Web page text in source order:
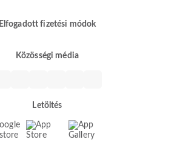
Elfogadott fizetési módok
Közösségi média
Letöltés